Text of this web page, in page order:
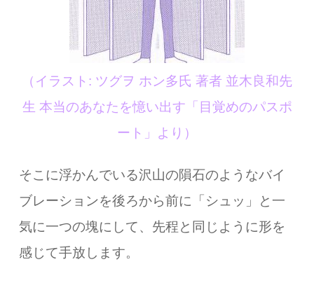
（イラスト: ツグヲ ホン多氏 著者 並木良和先
生 本当のあなたを憶い出す「目覚めのパスポ
ート」より）
そこに浮かんでいる沢山の隕石のようなバイ
ブレーションを後ろから前に「シュッ」と一
気に一つの塊にして、先程と同じように形を
感じて手放します。